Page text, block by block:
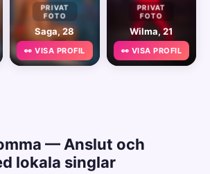
PRIVAT
FOTO
Saga, 28
👀 VISA PROFIL
PRIVAT
FOTO
Wilma, 21
👀 VISA PROFIL
— Anslut och
lokala singlar